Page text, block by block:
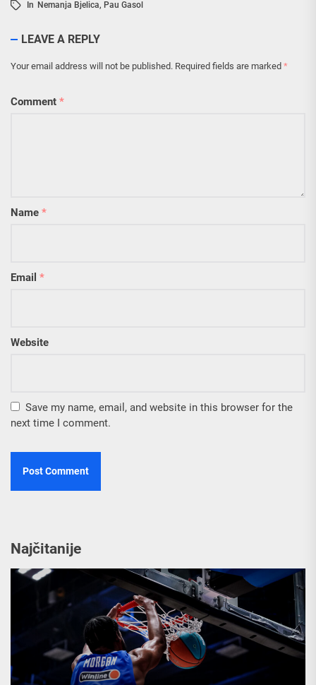
In Nemanja Bjelica, Pau Gasol
LEAVE A REPLY
Your email address will not be published. Required fields are marked *
Comment *
Name *
Email *
Website
Save my name, email, and website in this browser for the
next time I comment.
Najčitanije